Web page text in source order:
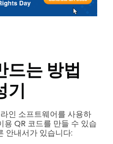
드는 방법
기
인 소프트웨어를 사용하
용 QR 코드를 만들 수 있습
안내서가 있습니다: